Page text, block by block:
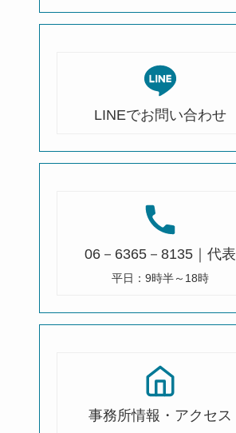
LINEでお問い合わせ
06－6365－8135｜代表
平日：9時半～18時
事務所情報・アクセス